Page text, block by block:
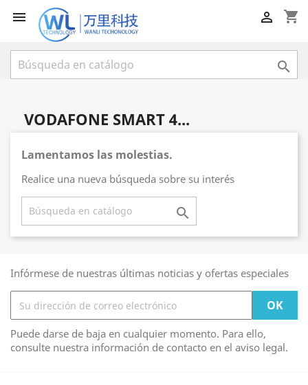
 shopping_cart


VODAFONE SMART 4...
Lamentamos las molestias.
Realice una nueva búsqueda sobre su interés

Infórmese de nuestras últimas noticias y ofertas especiales
Puede darse de baja en cualquier momento. Para ello,
consulte nuestra información de contacto en el aviso legal.